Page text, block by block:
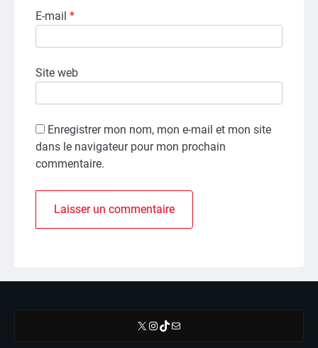
E-mail *
Site web
Enregistrer mon nom, mon e-mail et mon site
dans le navigateur pour mon prochain
commentaire.
X Instagram
TikTok
E-mail